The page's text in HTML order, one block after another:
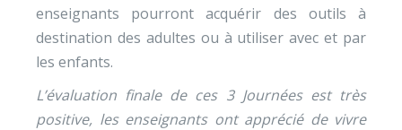
enseignants pourront acquérir des outils à
destination des adultes ou à utiliser avec et par
les enfants.
L’évaluation finale de ces 3 Journées est très
positive, les enseignants ont apprécié de vivre